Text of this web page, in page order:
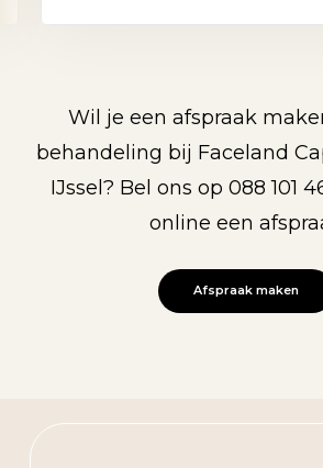
Wil je een afspraak
behandeling bij Faceland
IJssel? Bel ons op 088 101
online een
Afspraak maken